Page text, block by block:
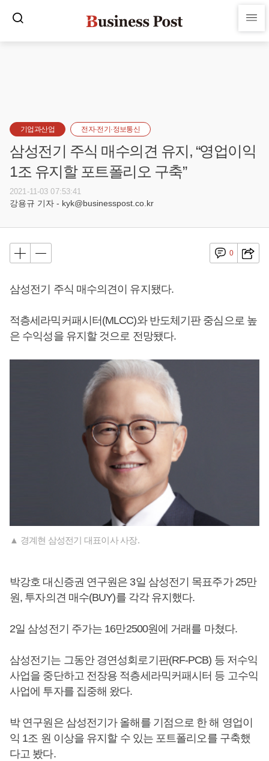
기업과산업 전자·전기·정보통신
삼성전기 주식 매수의견 유지, “영업이익
1조 유지할 포트폴리오 구축”
2021-11-03 07:53:41
강용규 기자 - kyk@businesspost.co.kr
0
삼성전기 주식 매수의견이 유지됐다.
적층세라믹커패시터(MLCC)와 반도체기판 중심으로 높
은 수익성을 유지할 것으로 전망됐다.
▲ 경계현 삼성전기 대표이사 사장.
박강호 대신증권 연구원은 3일 삼성전기 목표주가 25만
원, 투자의견 매수(BUY)를 각각 유지했다.
2일 삼성전기 주가는 16만2500원에 거래를 마쳤다.
삼성전기는 그동안 경연성회로기판(RF-PCB) 등 저수익
사업을 중단하고 전장용 적층세라믹커패시터 등 고수익
사업에 투자를 집중해 왔다.
박 연구원은 삼성전기가 올해를 기점으로 한 해 영업이
익 1조 원 이상을 유지할 수 있는 포트폴리오를 구축했
다고 봤다.